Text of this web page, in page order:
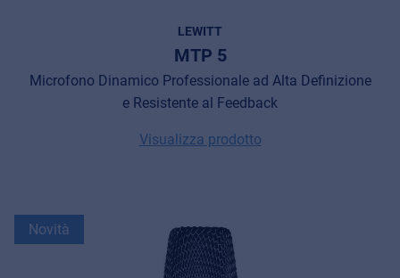
LEWITT
MTP 5
Microfono Dinamico Professionale ad Alta Definizione
e Resistente al Feedback
Visualizza prodotto
Novità